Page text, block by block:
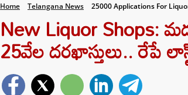
Home Telangana News 25000 Applications For
New Liquor Shops:
25వేల దరఖాస్తులు.. రేపే